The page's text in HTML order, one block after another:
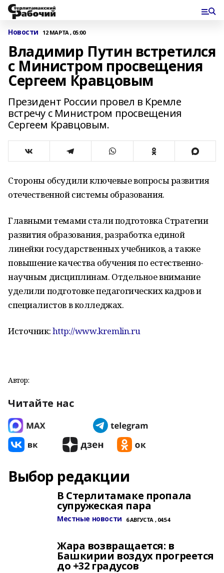
Новости 12 МАРТА , 05:00
Владимир Путин встретился
с Министром просвещения
Сергеем Кравцовым
Президент России провел в Кремле
встречу с Министром просвещения
Сергеем Кравцовым.
Стороны обсудили ключевые вопросы развития
отечественной системы образования.
Главными темами стали подготовка Стратегии
развития образования, разработка единой
линейки государственных учебников, а также
повышение качества обучения по естественно-
научным дисциплинам. Отдельное внимание
уделили подготовке педагогических кадров и
специалистов в колледжах.
Источник:http://www.kremlin.ru
Автор:
Читайте нас
Выбор редакции
В Стерлитамаке пропала
супружеская пара
Местные новости 6 АВГУСТА , 04:54
Жара возвращается: в
Башкирии воздух прогреется
до +32 градусов